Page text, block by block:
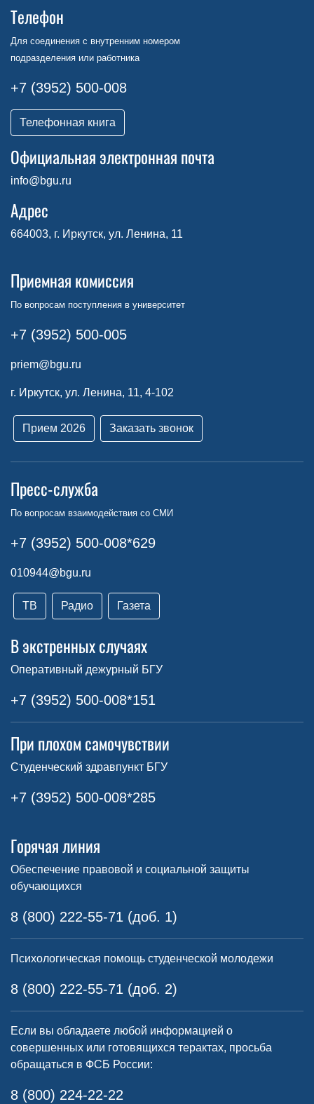
Телефон
Для соединения с внутренним номером
подразделения или работника
+7 (3952) 500-008
Телефонная книга
Официальная электронная почта
info@bgu.ru
Адрес
664003, г. Иркутск, ул. Ленина, 11
Приемная комиссия
По вопросам поступления в университет
+7 (3952) 500-005
priem@bgu.ru
г. Иркутск, ул. Ленина, 11, 4-102
Прием 2026 Заказать звонок
Пресс-служба
По вопросам взаимодействия со СМИ
+7 (3952) 500-008*629
010944@bgu.ru
ТВ Радио Газета
В экстренных случаях
Оперативный дежурный БГУ
+7 (3952) 500-008*151
При плохом самочувствии
Студенческий здравпункт БГУ
+7 (3952) 500-008*285
Горячая линия
Обеспечение правовой и социальной защиты
обучающихся
8 (800) 222-55-71 (доб. 1)
Психологическая помощь студенческой молодежи
8 (800) 222-55-71 (доб. 2)
Если вы обладаете любой информацией о
совершенных или готовящихся терактах, просьба
обращаться в ФСБ России:
8 (800) 224-22-22